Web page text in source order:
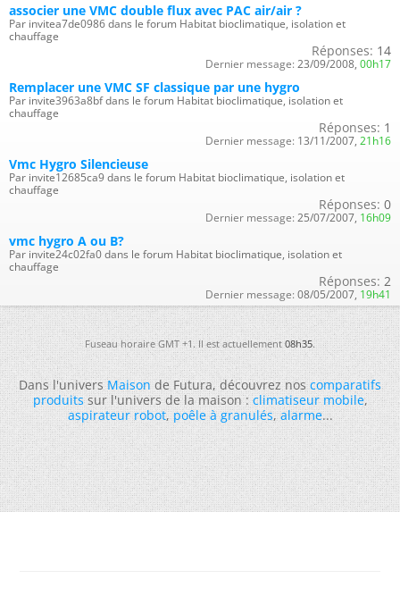
associer une VMC double flux avec PAC air/air ?
Par invitea7de0986 dans le forum Habitat bioclimatique, isolation et
chauffage
Réponses: 14
Dernier message: 23/09/2008, 00h17
Remplacer une VMC SF classique par une hygro
Par invite3963a8bf dans le forum Habitat bioclimatique, isolation et
chauffage
Réponses: 1
Dernier message: 13/11/2007, 21h16
Vmc Hygro Silencieuse
Par invite12685ca9 dans le forum Habitat bioclimatique, isolation et
chauffage
Réponses: 0
Dernier message: 25/07/2007, 16h09
vmc hygro A ou B?
Par invite24c02fa0 dans le forum Habitat bioclimatique, isolation et
chauffage
Réponses: 2
Dernier message: 08/05/2007, 19h41
Fuseau horaire GMT +1. Il est actuellement08h35.
Dans l'universMaisonde Futura, découvrez noscomparatifs
produitssur l'univers de la maison :climatiseur mobile,
aspirateur robot,poêle à granulés,alarme...